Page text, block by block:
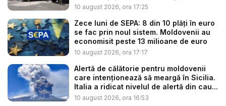
100...
10 august 2026, ora 17:25
Zece luni de SEPA: 8 din 10 plăți în euro
se fac prin noul sistem. Moldovenii au
economisit peste 13 milioane de euro
10 august 2026, ora 17:17
Alertă de călătorie pentru moldovenii
care intenționează să meargă în Sicilia.
Italia a ridicat nivelul de alertă din cau...
10 august 2026, ora 16:53